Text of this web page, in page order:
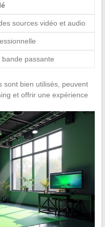
sources vidéo et audio
passante
sont bien utilisés, peuvent
et offrir une expérience